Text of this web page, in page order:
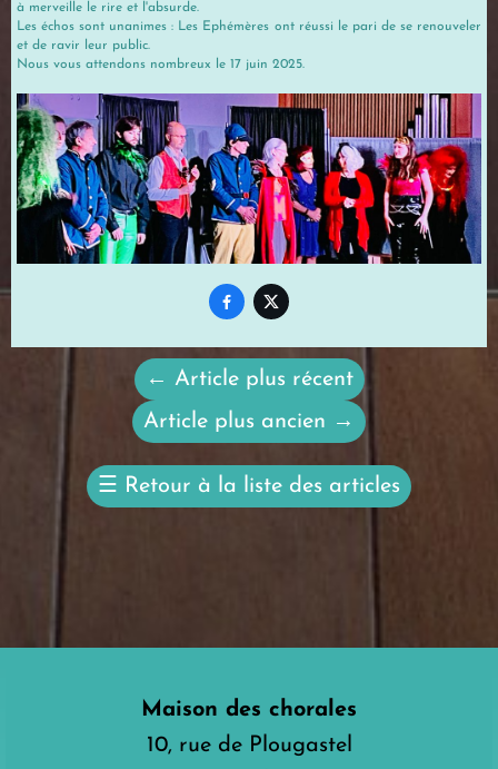
à merveille le rire et l'absurde.
Les échos sont unanimes : Les Ephémères ont réussi le pari de se renouveler
et de ravir leur public.
Nous vous attendons nombreux le 17 juin 2025.
 
← Article plus récent
Article plus ancien →
☰ Retour à la liste des articles
Maison des chorales
10, rue de Plougastel